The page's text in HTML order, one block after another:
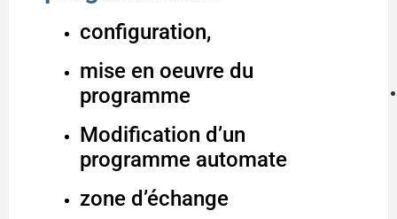
configuration,
mise en oeuvre du
programme
Modification d’un
programme automate
zone d’échange